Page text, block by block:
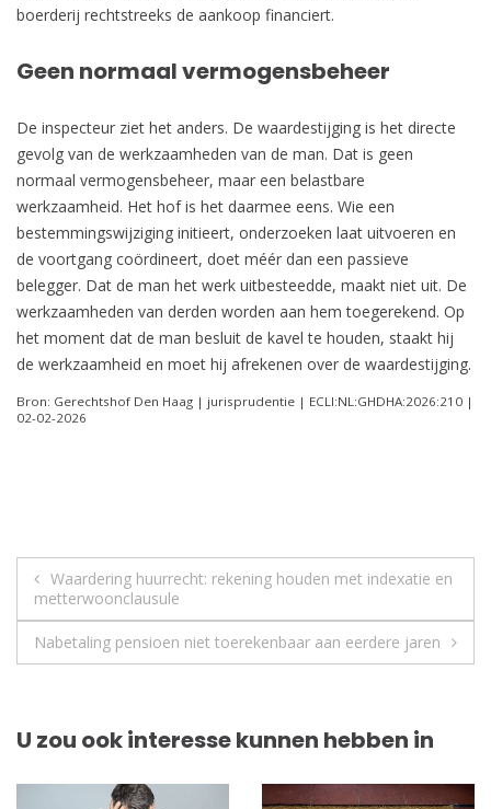
boerderij rechtstreeks de aankoop financiert.
Geen normaal vermogensbeheer
De inspecteur ziet het anders. De waardestijging is het directe
gevolg van de werkzaamheden van de man. Dat is geen
normaal vermogensbeheer, maar een belastbare
werkzaamheid. Het hof is het daarmee eens. Wie een
bestemmingswijziging initieert, onderzoeken laat uitvoeren en
de voortgang coördineert, doet méér dan een passieve
belegger. Dat de man het werk uitbesteedde, maakt niet uit. De
werkzaamheden van derden worden aan hem toegerekend. Op
het moment dat de man besluit de kavel te houden, staakt hij
de werkzaamheid en moet hij afrekenen over de waardestijging.
Bron: Gerechtshof Den Haag | jurisprudentie | ECLI:NL:GHDHA:2026:210 |
02-02-2026
Berichtnavigatie
Waardering huurrecht: rekening houden met indexatie en
metterwoonclausule
Nabetaling pensioen niet toerekenbaar aan eerdere jaren
U zou ook interesse kunnen hebben in